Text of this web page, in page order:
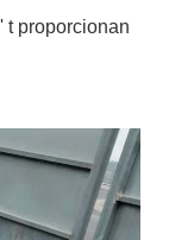
t proporcionan